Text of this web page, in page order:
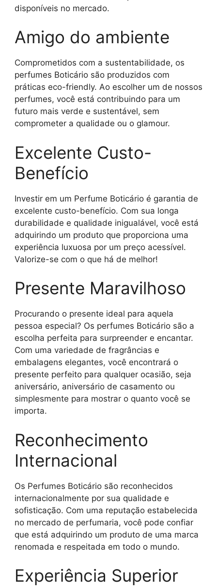
disponíveis no mercado.
Amigo do ambiente
Comprometidos com a sustentabilidade, os
perfumes Boticário são produzidos com
práticas eco-friendly. Ao escolher um de nossos
perfumes, você está contribuindo para um
futuro mais verde e sustentável, sem
comprometer a qualidade ou o glamour.
Excelente Custo-
Benefício
Investir em um Perfume Boticário é garantia de
excelente custo-benefício. Com sua longa
durabilidade e qualidade inigualável, você está
adquirindo um produto que proporciona uma
experiência luxuosa por um preço acessível.
Valorize-se com o que há de melhor!
Presente Maravilhoso
Procurando o presente ideal para aquela
pessoa especial? Os perfumes Boticário são a
escolha perfeita para surpreender e encantar.
Com uma variedade de fragrâncias e
embalagens elegantes, você encontrará o
presente perfeito para qualquer ocasião, seja
aniversário, aniversário de casamento ou
simplesmente para mostrar o quanto você se
importa.
Reconhecimento
Internacional
Os Perfumes Boticário são reconhecidos
internacionalmente por sua qualidade e
sofisticação. Com uma reputação estabelecida
no mercado de perfumaria, você pode confiar
que está adquirindo um produto de uma marca
renomada e respeitada em todo o mundo.
Experiência Superior